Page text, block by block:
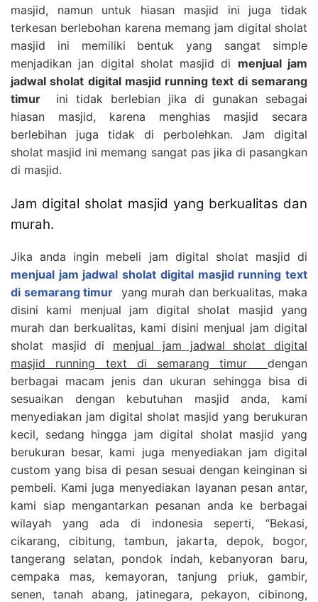
masjid, namun untuk hiasan masjid ini juga tidak
terkesan berlebohan karena memang jam digital sholat
masjid ini memiliki bentuk yang sangat simple
menjadikan jan digital sholat masjid di menjual jam
jadwal sholat digital masjid running text di semarang
timur ini tidak berlebian jika di gunakan sebagai
hiasan masjid, karena menghias masjid secara
berlebihan juga tidak di perbolehkan. Jam digital
sholat masjid ini memang sangat pas jika di pasangkan
di masjid.
Jam digital sholat masjid yang berkualitas dan
murah.
Jika anda ingin mebeli jam digital sholat masjid di
menjual jam jadwal sholat digital masjid running text
di semarang timur yang murah dan berkualitas, maka
disini kami menjual jam digital sholat masjid yang
murah dan berkualitas, kami disini menjual jam digital
sholat masjid di menjual jam jadwal sholat digital
masjid running text di semarang timur
dengan
berbagai macam jenis dan ukuran sehingga bisa di
sesuaikan dengan kebutuhan masjid anda, kami
menyediakan jam digital sholat masjid yang berukuran
kecil, sedang hingga jam digital sholat masjid yang
berukuran besar, kami juga menyediakan jam digital
custom yang bisa di pesan sesuai dengan keinginan si
pembeli. Kami juga menyediakan layanan pesan antar,
kami siap mengantarkan pesanan anda ke berbagai
wilayah yang ada di indonesia seperti, “Bekasi,
cikarang, cibitung, tambun, jakarta, depok, bogor,
tangerang selatan, pondok indah, kebanyoran baru,
cempaka mas, kemayoran, tanjung priuk, gambir,
senen, tanah abang, jatinegara, pekayon, cibinong,